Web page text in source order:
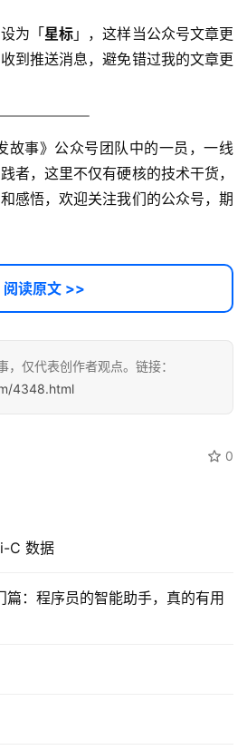
为「星标 」，这样当公众号文章更
到推送消息，避免错过我的文章更
故事》公众号团队中的一员，一线
者，这里不仅有硬核的技术干货，
感悟，欢迎关注我们的公众号，期
阅读原文 >>
，仅代表创作者观点。链接：
4348.html
0
C 数据
：程序员的智能助手，真的有用